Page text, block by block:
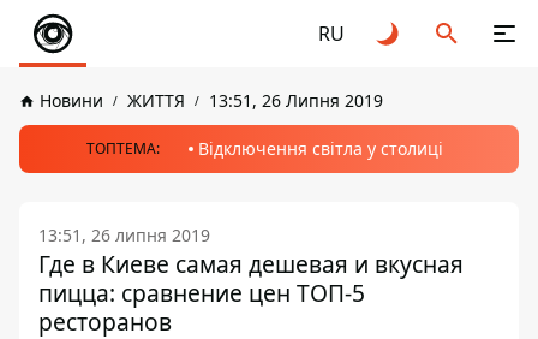
RU
Новини ЖИТТЯ 13:51, 26 Липня 2019
ТОПТЕМА: Відключення світла у столиці
13:51, 26 липня 2019
Где в Киеве самая дешевая и вкусная
пицца: сравнение цен ТОП-5
ресторанов